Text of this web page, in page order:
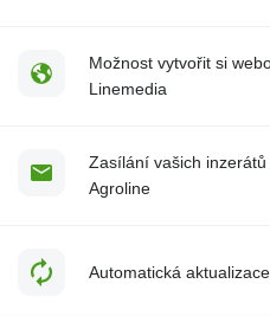
Možnost vytvořit si
Linemedia
Zasílání vašich
Agroline
Automatická